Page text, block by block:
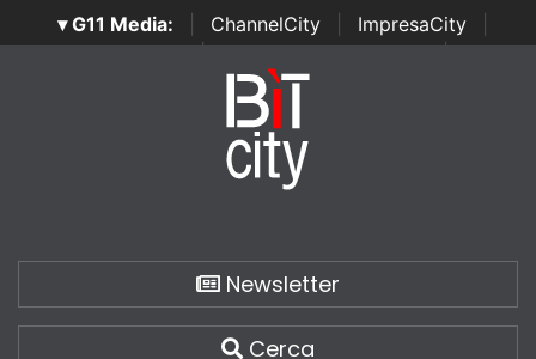
▾ G11 Media: ChannelCity ImpresaCity
SecurityOpenLab | Italian Channel Awards | Italian
Italian Security Awards
Newsletter
Cerca